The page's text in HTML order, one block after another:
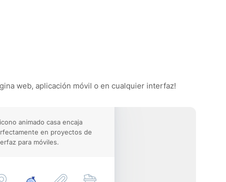
web, aplicación móvil o en cualquier interfaz!
animado casa encaja
en proyectos de
para móviles.